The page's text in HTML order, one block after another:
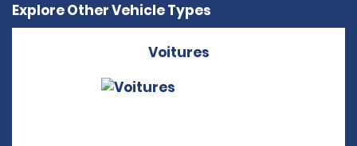
Explore Other Vehicle Types
Voitures